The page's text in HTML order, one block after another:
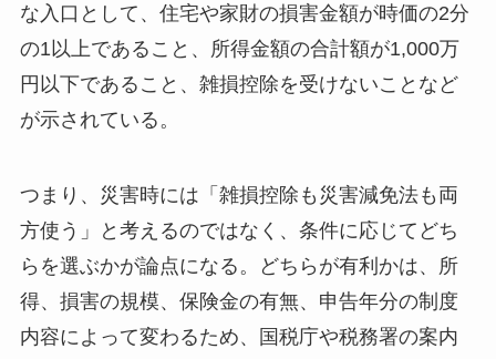
な入口として、住宅や家財の損害金額が時価の2分
の1以上であること、所得金額の合計額が1,000万
円以下であること、雑損控除を受けないことなど
が示されている。
つまり、災害時には「雑損控除も災害減免法も両
方使う」と考えるのではなく、条件に応じてどち
らを選ぶかが論点になる。どちらが有利かは、所
得、損害の規模、保険金の有無、申告年分の制度
内容によって変わるため、国税庁や税務署の案内